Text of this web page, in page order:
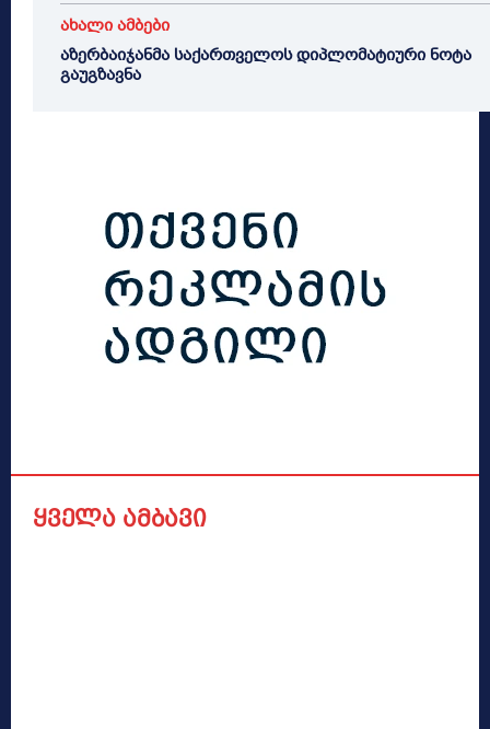
ახალი ამბები
აზერბაიჯანმა საქართველოს დიპლომატიური ნოტა
გაუგზავნა
ყველა ამბავი